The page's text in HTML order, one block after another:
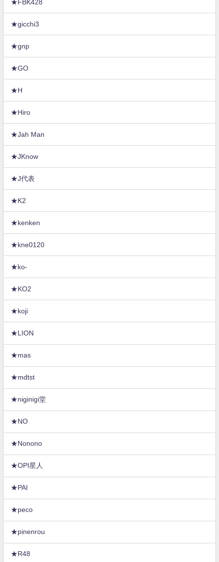
★FBK428
★gicchi3
★gnp
★GO
★H
★Hiro
★Jah Man
★JKnow
★J代表
★K2
★kenken
★kne0120
★ko-
★KO2
★koji
★LION
★mas
★mdtst
★niginigi堂
★NO
★Nonono
★OPI星人
★PAI
★peco
★pinenrou
★R48